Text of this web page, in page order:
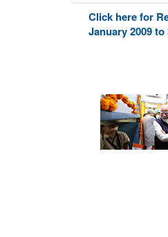
वैज्ञानिक अनुसंधान में
इस्‍पात मंत्रालय
जनजातीय कार्य मंत्रालय
कर्नाटक में अनुसूचित
ईएमआरएस के
Click here for
January 2009 to